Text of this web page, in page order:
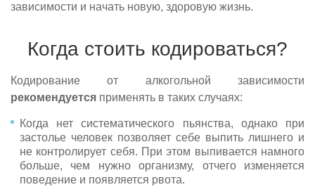
зависимости и начать новую, здоровую жизнь.
Когда стоить кодироваться?
Кодирование от алкогольной зависимости
рекомендуется применять в таких случаях:
Когда нет систематического пьянства, однако при
застолье человек позволяет себе выпить лишнего и
не контролирует себя. При этом выпивается намного
больше, чем нужно организму, отчего изменяется
поведение и появляется рвота.